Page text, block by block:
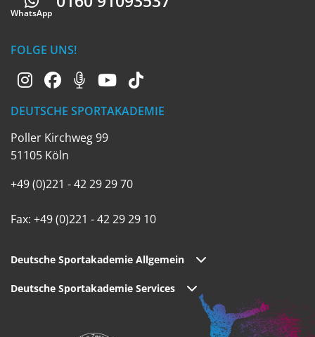
WhatsApp
FOLGE UNS!
DEUTSCHE SPORTAKADEMIE
Poller Kirchweg 99
51105 Köln
+49 (0)221 - 42 29 29 70
Fax: +49 (0)221 - 42 29 29 10
Deutsche Sportakademie Allgemein
Deutsche Sportakademie Services